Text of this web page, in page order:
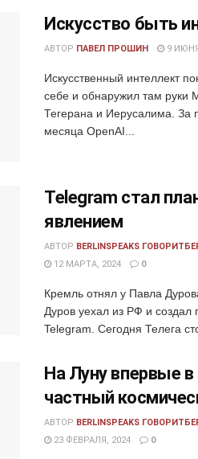
Искусство быть
АВТОР ПАВЕЛ ПРОШИН 9
Искусственный интеллект
себе и обнаружил там руки
Тегерана и Иерусалима. За
месяца OpenAI...
Telegram стал
явлением
АВТОР BERLINSPEAKS
12 МАРТА, 2024
0
Кремль отнял у Павла
Дуров уехал из РФ и создал
Telegram. Сегодня Телега
​​На Луну впервые в
частный
АВТОР BERLINSPEAKS
23 ФЕВРАЛЯ, 2024
0